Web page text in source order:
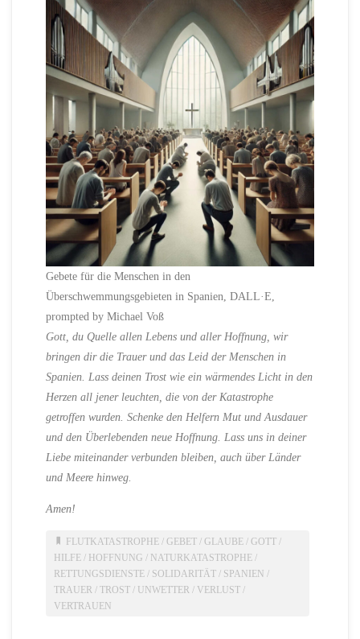
Gebete für die Menschen in den
Überschwemmungsgebieten in Spanien, DALL·E,
prompted by Michael Voß
Gott, du Quelle allen Lebens und aller Hoffnung, wir
bringen dir die Trauer und das Leid der Menschen in
Spanien. Lass deinen Trost wie ein wärmendes Licht in den
Herzen all jener leuchten, die von der Katastrophe
getroffen wurden. Schenke den Helfern Mut und Ausdauer
und den Überlebenden neue Hoffnung. Lass uns in deiner
Liebe miteinander verbunden bleiben, auch über Länder
und Meere hinweg.
Amen!
FLUTKATASTROPHE/ GEBET / GLAUBE/ GOTT
/
HILFE / HOFFNUNG / NATURKATASTROPHE /
RETTUNGSDIENSTE / SOLIDARITÄT / SPANIEN /
TRAUER /TROST / UNWETTER / VERLUST
/
VERTRAUEN